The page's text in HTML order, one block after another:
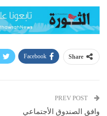
Share
Facebook
وافق الصندوق الأجتماعي